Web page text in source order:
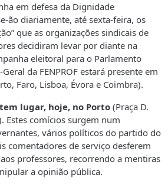
em defesa da Dignidade
ão diariamente, até sexta-feira, os
que as organizações sindicais de
decidiram levar por diante na
eleitoral para o Parlamento
da FENPROF estará presente em
Faro, Lisboa, Évora e Coimbra).
lugar, hoje, no Porto (Praça D.
Estes comícios surgem num
vários políticos do partido do
comentadores de serviço desferem
professores, recorrendo a mentiras
a opinião pública.